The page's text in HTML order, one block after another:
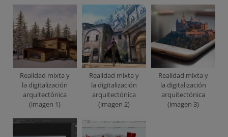
Realidad mixta y
la digitalización
arquitectónica
(imagen 1)
Realidad mixta y
la digitalización
arquitectónica
(imagen 2)
Realidad mixta y
la digitalización
arquitectónica
(imagen 3)